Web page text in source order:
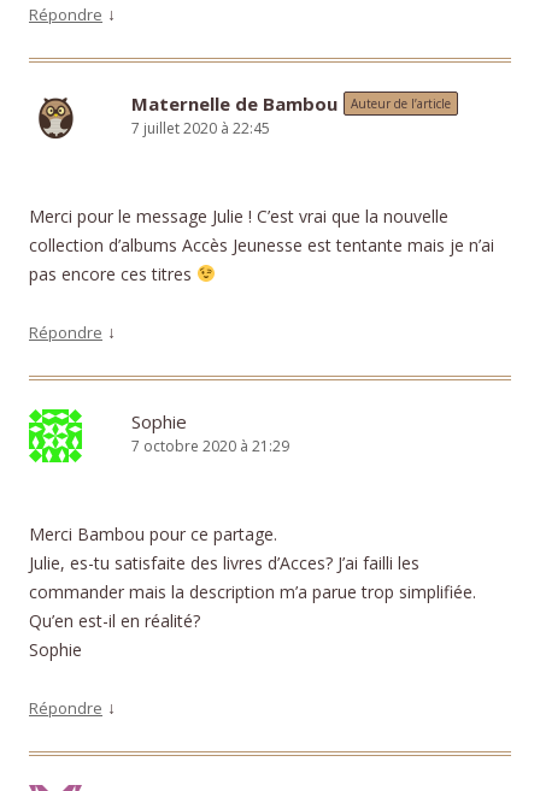
Répondre ↓
Maternelle de Bambou Auteur de l’article
7 juillet 2020 à 22:45
Merci pour le message Julie ! C’est vrai que la nouvelle
collection d’albums Accès Jeunesse est tentante mais je n’ai
pas encore ces titres
Répondre ↓
Sophie
7 octobre 2020 à 21:29
Merci Bambou pour ce partage.
Julie, es-tu satisfaite des livres d’Acces? J’ai failli les
commander mais la description m’a parue trop simplifiée.
Qu’en est-il en réalité?
Sophie
Répondre ↓